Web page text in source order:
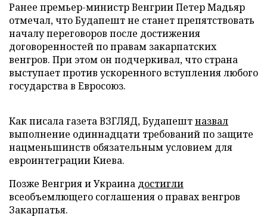
Ранее премьер-министр Венгрии Петер Мадьяр
отмечал, что Будапешт не станет препятствовать
началу переговоров после достижения
договоренностей по правам закарпатских
венгров. При этом он подчеркивал, что страна
выступает против ускоренного вступления любого
государства в Евросоюз.
Как писала газета ВЗГЛЯД, Будапештназвал
выполнение одиннадцати требований по защите
нацменьшинств обязательным условием для
евроинтеграции Киева.
Позже Венгрия и Украина достигли
всеобъемлющего соглашения о правах венгров
Закарпатья.